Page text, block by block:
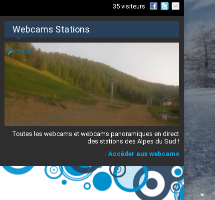
35 visiteurs
Webcams Stations
Toutes les webcams et webcams panoramiques en direct
des stations des Alpes du Sud !
| Accèder aux webcams